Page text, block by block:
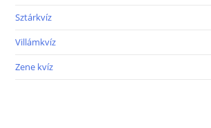
Sztárkvíz
Villámkvíz
Zene kvíz